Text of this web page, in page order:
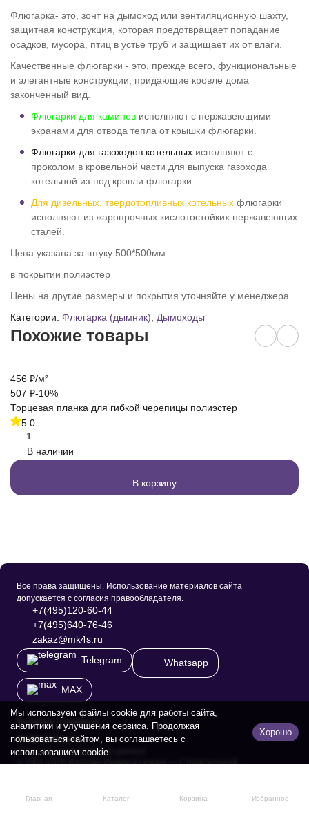
Флюгарка- это, зонт на дымоход или вентиляционную шахту,
защитная конструкция, которая предотвращает попадание
осадков, мусора, птиц в устье труб и защищает их от влаги.
Качественные флюгарки - это, прежде всего, функциональные
и элегантные конструкции, придающие кровле дома
законченный вид.
Флюгарки для каминов исполняют с нержавеющими
экранами для отвода тепла от крышки флюгарки.
Флюгарки для газоходов котельных исполняют с
проколом в кровельной части для выпуска газохода
котельной из-под кровли флюгарки.
Для дизельных, твердотопливных котельных флюгарки
исполняют из жаропрочных кислотостойких нержавеющих
сталей.
Цена указана за штуку 500*500мм
в покрытии полиэстер
Цены на другие размеры и покрытия уточняйте у менеджера
Категории: Флюгарка (дымник) Дымоходы
Похожие товары
456 ₽/м²
507 ₽-10%
Торцевая планка для гибкой черепицы полиэстер
5.0
1
В наличии
В корзину
Главная Каталог Корзина Избранное
Все права защищены. Использование материалов сайта
допускается с согласия правообладателя.
+7(495)120-60-44
+7(495)640-76-46
zakaz@mk4s.ru
Telegram
Whatsapp
MAX
Каталог товаров
Информация
Политика персональных данных
© 2001-2026 Магазин кровли 4 сезона — Строительный
Мы используем файлы cookie для работы сайта,
аналитики и улучшения сервиса. Продолжая
пользоваться сайтом, вы соглашаетесь с
использованием cookie.
Хорошо